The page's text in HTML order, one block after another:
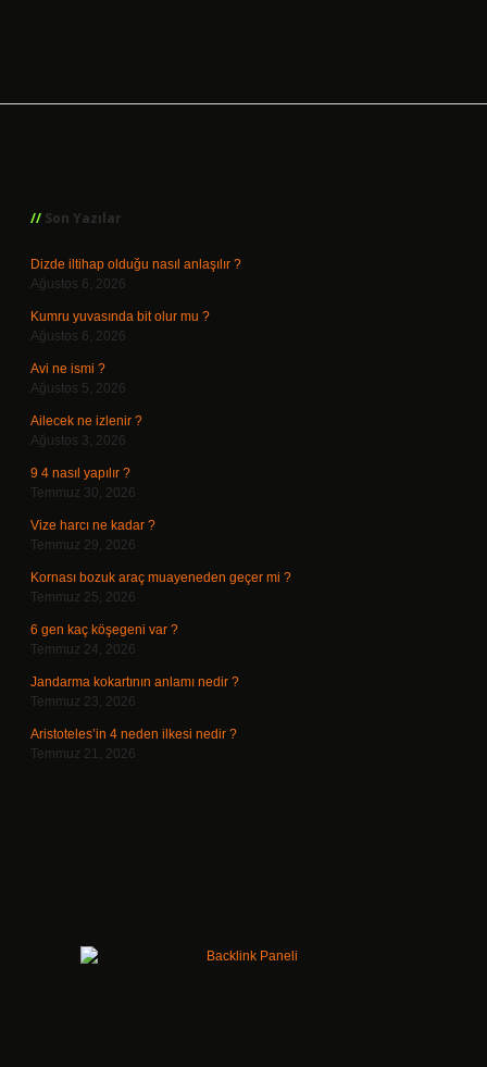
Son Yazılar
Dizde iltihap olduğu nasıl anlaşılır ?
Ağustos 6, 2026
Kumru yuvasında bit olur mu ?
Ağustos 6, 2026
Avi ne ismi ?
Ağustos 5, 2026
Ailecek ne izlenir ?
Ağustos 3, 2026
9 4 nasıl yapılır ?
Temmuz 30, 2026
Vize harcı ne kadar ?
Temmuz 29, 2026
Kornası bozuk araç muayeneden geçer mi ?
Temmuz 25, 2026
6 gen kaç köşegeni var ?
Temmuz 24, 2026
Jandarma kokartının anlamı nedir ?
Temmuz 23, 2026
Aristoteles’in 4 neden ilkesi nedir ?
Temmuz 21, 2026